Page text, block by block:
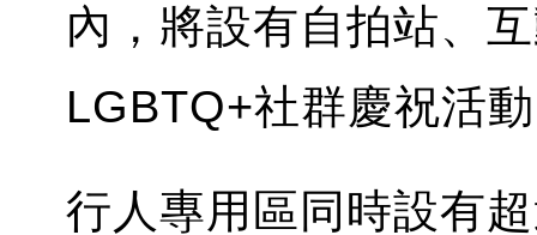
內，將設有自拍站、
LGBTQ+社群慶祝活
行人專用區同時設有